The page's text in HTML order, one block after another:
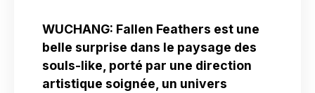
WUCHANG: Fallen Feathers est une
belle surprise dans le paysage des
souls-like, porté par une direction
artistique soignée, un univers